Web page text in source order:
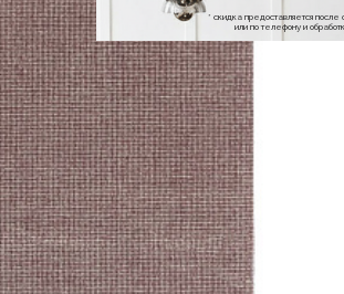
* скидка предоставляется
или по телефону и